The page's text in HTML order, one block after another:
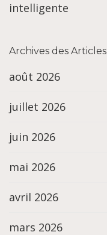
intelligente
Archives des Articles
août 2026
juillet 2026
juin 2026
mai 2026
avril 2026
mars 2026